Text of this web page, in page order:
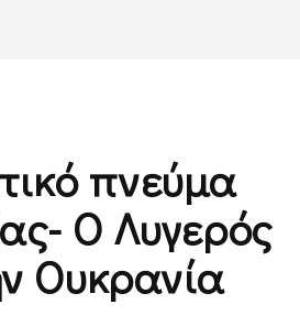
πνεύμα
Ο Λυγερός
Ουκρανία